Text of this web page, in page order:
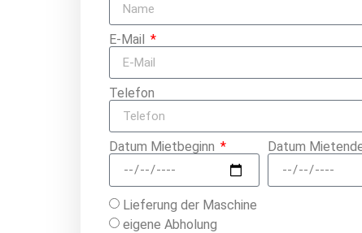
E-Mail
Telefon
Datum Mietbeginn Datum
Lieferung der Maschine
eigene Abholung